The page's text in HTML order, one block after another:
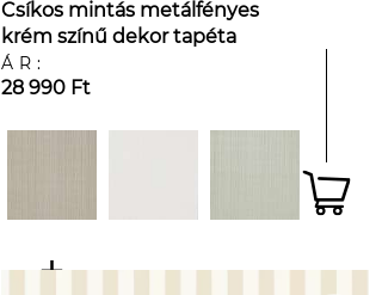
Csíkos mintás metálfényes
krém színű dekor tapéta
ÁR:
28 990 Ft